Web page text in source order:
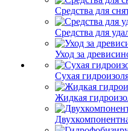
Средства для
Средства для
Уход за
Сухая
Жидкая